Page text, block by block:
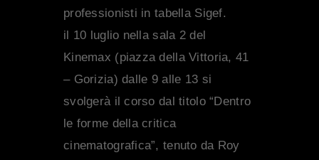
professionisti in tabella Sigef.
il 10 luglio nella sala 2 del
Kinemax (piazza della Vittoria, 41
– Gorizia) dalle 9 alle 13 si
svolgerà il corso dal titolo “Dentro
le forme della critica
cinematografica”, tenuto da Roy